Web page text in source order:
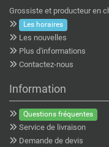
Grossiste et producteur en
Les horaires
Les nouvelles
Plus d'informations
Contactez-nous
Information
Questions fréquentes
Service de livraison
Demande de devis